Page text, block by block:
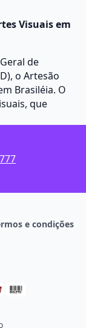
Visuais em
de
o Artesão
Brasiléia. O
que
e condições